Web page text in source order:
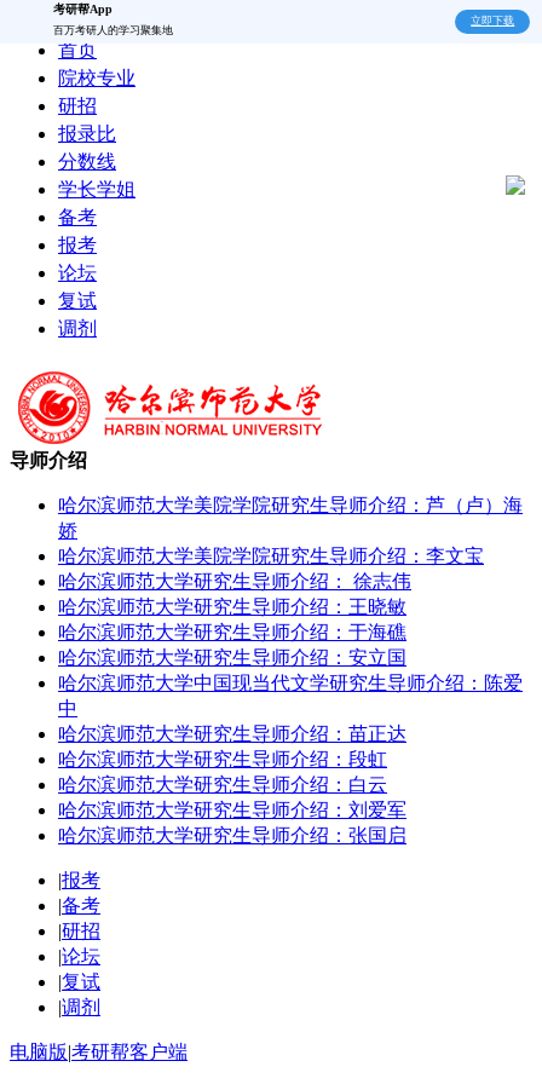
考研帮App
百万考研人的学习聚集地
立即下载
首页
院校专业
研招
报录比
分数线
学长学姐
备考
报考
论坛
复试
调剂
导师介绍
哈尔滨师范大学美院学院研究生导师介绍：芦（卢）海
娇
哈尔滨师范大学美院学院研究生导师介绍：李文宝
哈尔滨师范大学研究生导师介绍： 徐志伟
哈尔滨师范大学研究生导师介绍：王晓敏
哈尔滨师范大学研究生导师介绍：于海礁
哈尔滨师范大学研究生导师介绍：安立国
哈尔滨师范大学中国现当代文学研究生导师介绍：陈爱
中
哈尔滨师范大学研究生导师介绍：苗正达
哈尔滨师范大学研究生导师介绍：段虹
哈尔滨师范大学研究生导师介绍：白云
哈尔滨师范大学研究生导师介绍：刘爱军
哈尔滨师范大学研究生导师介绍：张国启
|报考
|备考
|研招
|论坛
|复试
|调剂
电脑版|考研帮客户端